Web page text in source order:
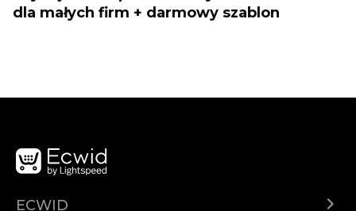
dla małych firm + darmowy szablon
ECWID